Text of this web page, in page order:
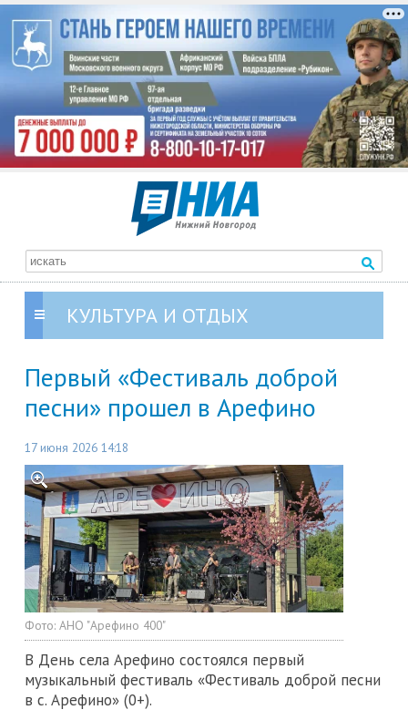
КУЛЬТУРА И ОТДЫХ
Первый «Фестиваль доброй
песни» прошел в Арефино
17 июня 2026 14:18
Фото: АНО "Арефино 400"
В День села Арефино состоялся первый
музыкальный фестиваль «Фестиваль доброй песни
в с. Арефино» (0+).